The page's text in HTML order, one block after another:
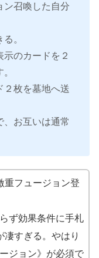
ン召喚した自分
。
示のカードを２
２枚を墓地へ送
、お互いは通常
重フュージョン登
ず効果条件に手札
凄すぎる。やはり
ジョン》が必須で